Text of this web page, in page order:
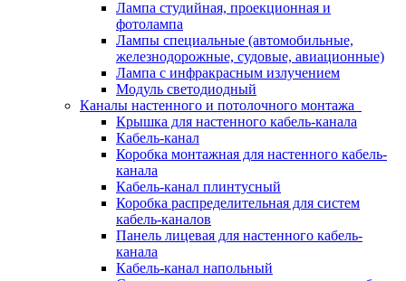
Лампа студийная, проекционная и
фотолампа
Лампы специальные (автомобильные,
железнодорожные, судовые, авиационные)
Лампа с инфракрасным излучением
Модуль светодиодный
Каналы настенного и потолочного монтажа
Крышка для настенного кабель-канала
Кабель-канал
Коробка монтажная для настенного кабель-
канала
Кабель-канал плинтусный
Коробка распределительная для систем
кабель-каналов
Панель лицевая для настенного кабель-
канала
Кабель-канал напольный